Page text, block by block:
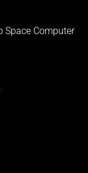
Space Computer